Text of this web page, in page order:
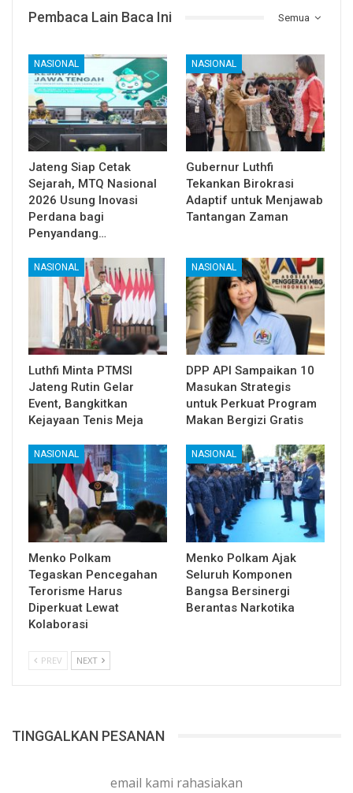
Semua
Pembaca Lain Baca Ini
NASIONAL
Jateng Siap Cetak
Sejarah, MTQ Nasional
2026 Usung Inovasi
Perdana bagi
Penyandang…
NASIONAL
Gubernur Luthfi
Tekankan Birokrasi
Adaptif untuk Menjawab
Tantangan Zaman
NASIONAL
Luthfi Minta PTMSI
Jateng Rutin Gelar
Event, Bangkitkan
Kejayaan Tenis Meja
NASIONAL
DPP API Sampaikan 10
Masukan Strategis
untuk Perkuat Program
Makan Bergizi Gratis
NASIONAL
Menko Polkam
Tegaskan Pencegahan
Terorisme Harus
Diperkuat Lewat
Kolaborasi
NASIONAL
Menko Polkam Ajak
Seluruh Komponen
Bangsa Bersinergi
Berantas Narkotika
PREV NEXT
TINGGALKAN PESANAN
email kami rahasiakan